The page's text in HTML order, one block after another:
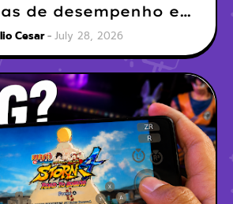
de desempenho e
Cesar July 28, 2026